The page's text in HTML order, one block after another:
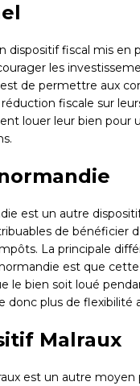
dispositif fiscal mis en
les
de permettre aux
fiscale sur
louer leur bien pour
est un autre
de bénéficier
La principale
est que
le bien soit loué
donc plus de flexibilité
Malraux
est un autre moyen